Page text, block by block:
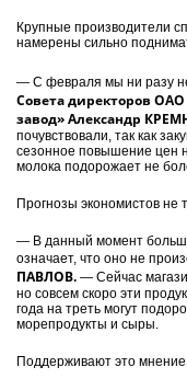
Крупные производители
намерены сильно
— С февраля мы ни разу
Совета директоров
завод» Александр
почувствовали, так как
сезонное повышение цен
молока подорожает не
Прогнозы экономистов не
— В данный момент
означает, что оно не
ПАВЛОВ. — Сейчас
но совсем скоро эти
года на треть могут
морепродукты и сыры.
Поддерживают это